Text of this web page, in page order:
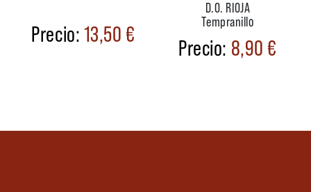
13,50€
D.O. RIOJA
Tempranillo
8,90€